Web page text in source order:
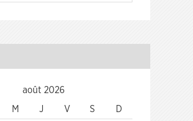
août 2026
M J V S D